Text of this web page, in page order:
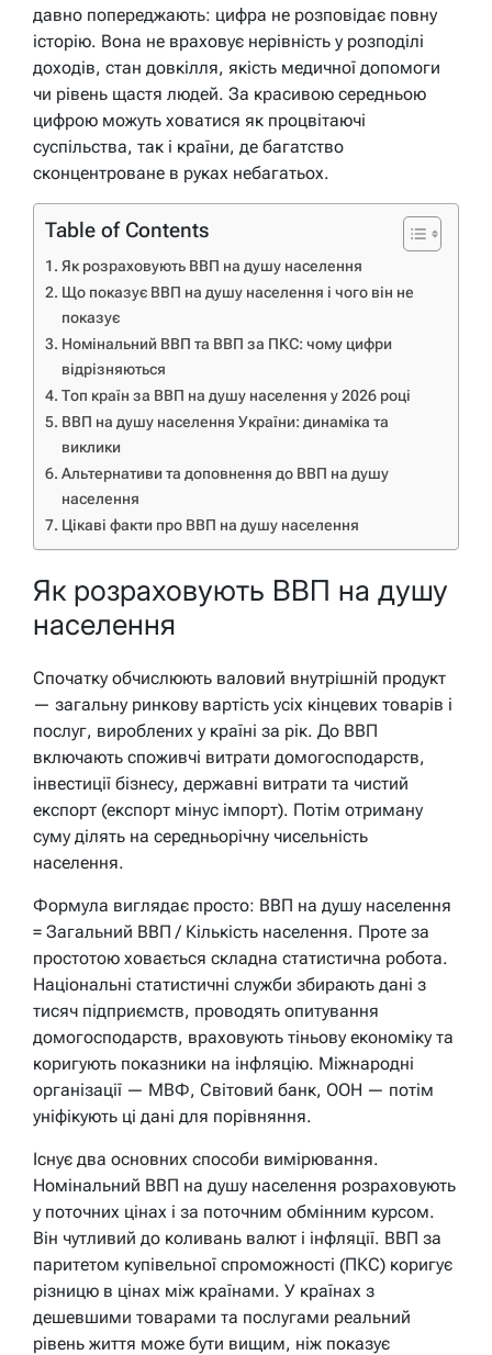
давно попереджають: цифра не розповідає повну
історію. Вона не враховує нерівність у розподілі
доходів, стан довкілля, якість медичної допомоги
чи рівень щастя людей. За красивою середньою
цифрою можуть ховатися як процвітаючі
суспільства, так і країни, де багатство
сконцентроване в руках небагатьох.
Table of Contents
Як розраховують ВВП на душу населення
Що показує ВВП на душу населення і чого він не
показує
Номінальний ВВП та ВВП за ПКС: чому цифри
відрізняються
Топ країн за ВВП на душу населення у 2026 році
ВВП на душу населення України: динаміка та
виклики
Альтернативи та доповнення до ВВП на душу
населення
Цікаві факти про ВВП на душу населення
Як розраховують ВВП на душу
населення
Спочатку обчислюють валовий внутрішній продукт
— загальну ринкову вартість усіх кінцевих товарів і
послуг, вироблених у країні за рік. До ВВП
включають споживчі витрати домогосподарств,
інвестиції бізнесу, державні витрати та чистий
експорт (експорт мінус імпорт). Потім отриману
суму ділять на середньорічну чисельність
населення.
Формула виглядає просто: ВВП на душу населення
= Загальний ВВП / Кількість населення. Проте за
простотою ховається складна статистична робота.
Національні статистичні служби збирають дані з
тисяч підприємств, проводять опитування
домогосподарств, враховують тіньову економіку та
коригують показники на інфляцію. Міжнародні
організації — МВФ, Світовий банк, ООН — потім
уніфікують ці дані для порівняння.
Існує два основних способи вимірювання.
Номінальний ВВП на душу населення розраховують
у поточних цінах і за поточним обмінним курсом.
Він чутливий до коливань валют і інфляції. ВВП за
паритетом купівельної спроможності (ПКС) коригує
різницю в цінах між країнами. У країнах з
дешевшими товарами та послугами реальний
рівень життя може бути вищим, ніж показує